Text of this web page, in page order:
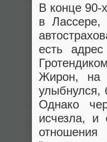
В конце 90-
в Лассере,
есть
Жирон, на
улыбнулся,
Однако
исчезла, и